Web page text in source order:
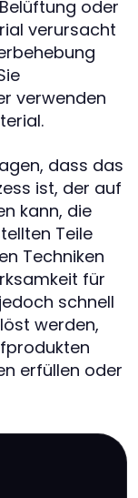
oder
verursacht
verwenden
dass das
ist, der auf
kann, die
Teile
Techniken
für
schnell
werden,
erfüllen oder